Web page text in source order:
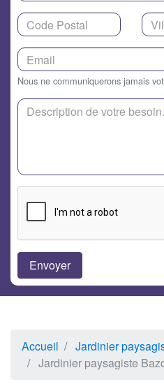
Nous ne communiquerons jamais
Accueil
Jardinier
Jardinier paysagiste